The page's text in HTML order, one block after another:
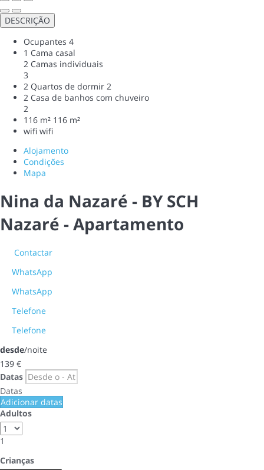
DESCRIÇÃO
Ocupantes 4
1 Cama casal
2 Camas individuais
3
2 Quartos de dormir 2
2 Casa de banhos com chuveiro
2
116 m² 116 m²
wifi wifi
Alojamento
Condições
Mapa
Nina da Nazaré - BY SCH
Nazaré -Apartamento
Contactar
WhatsApp
WhatsApp
Telefone
Telefone
desde/noite
139 €
Datas
Datas
Adicionar datas
Adultos
1
Crianças